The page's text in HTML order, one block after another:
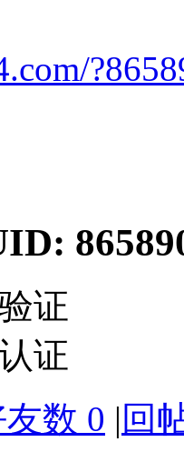
证
证
数 0 | 回